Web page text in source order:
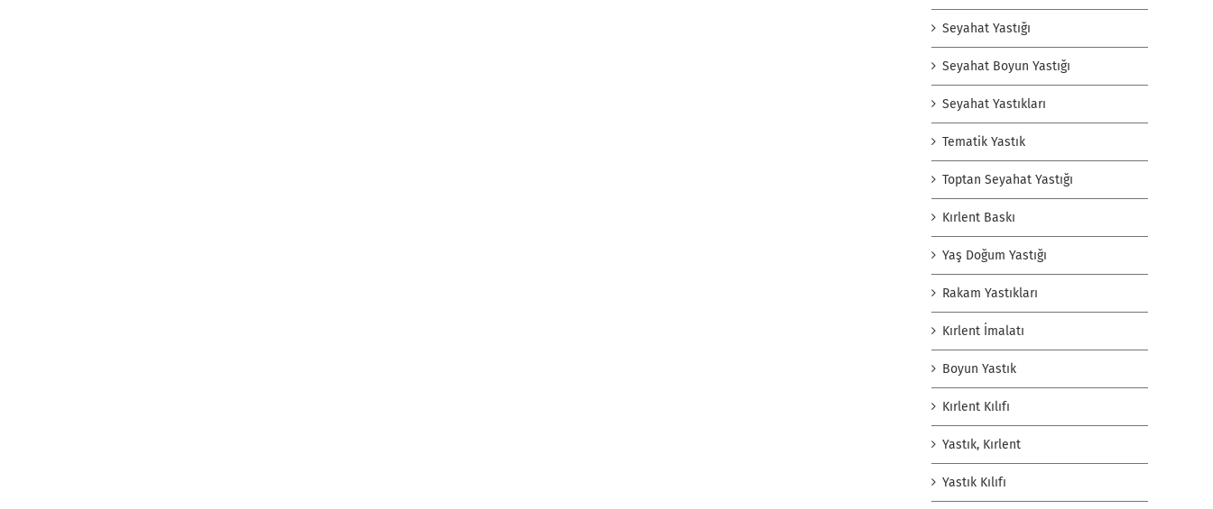
Seyahat Yastığı
Seyahat Boyun Yastığı
Seyahat Yastıkları
Tematik Yastık
Toptan Seyahat Yastığı
Kırlent Baskı
Yaş Doğum Yastığı
Rakam Yastıkları
Kırlent İmalatı
Boyun Yastık
Kırlent Kılıfı
Yastık, Kırlent
Yastık Kılıfı